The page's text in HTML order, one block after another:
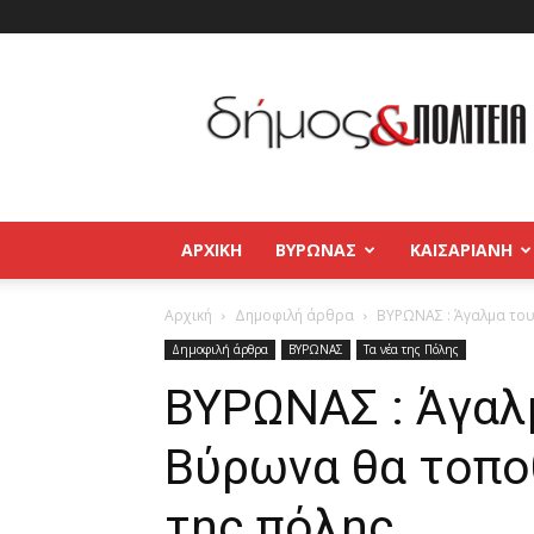
και
Πολιτεία
Βύρωνας
–
Παγκράτι
ΑΡΧΙΚΉ ΒΥΡΩΝΑΣ ΚΑΙΣΑΡΙΑΝΗ
Αρχική Δημοφιλή άρθρα ΒΥΡΩΝΑΣ : Άγαλμα
Δημοφιλή άρθρα ΒΥΡΩΝΑΣ Τα νέα της Πόλης
ΒΥΡΩΝΑΣ :
Βύρωνα θα